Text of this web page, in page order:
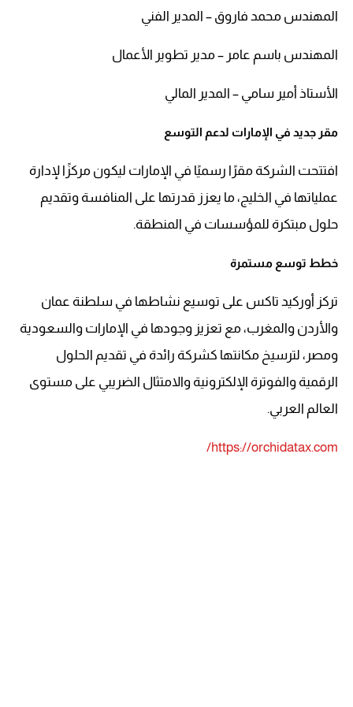
المهندس محمد فاروق – المدير الفني
المهندس باسم عامر – مدير تطوير الأعمال
الأستاذ أمير سامي – المدير المالي
مقر جديد في الإمارات لدعم التوسع
افتتحت الشركة مقرًا رسميًا في الإمارات ليكون مركزًا لإدارة
عملياتها في الخليج، ما يعزز قدرتها على المنافسة وتقديم
حلول مبتكرة للمؤسسات في المنطقة.
خطط توسع مستمرة
تركز أوركيد تاكس على توسيع نشاطها في سلطنة عمان
والأردن والمغرب، مع تعزيز وجودها في الإمارات والسعودية
ومصر، لترسيخ مكانتها كشركة رائدة في تقديم الحلول
الرقمية والفوترة الإلكترونية والامتثال الضريبي على مستوى
العالم العربي.
https://orchidatax.com/